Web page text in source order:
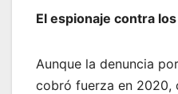
El espionaje contra
Aunque la denuncia
cobró fuerza en 2020,